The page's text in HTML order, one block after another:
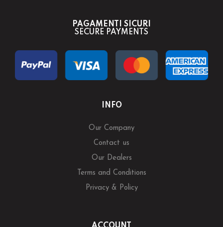
PAGAMENTI SICURI
SECURE PAYMENTS
INFO
Our Company
Contact us
Our Dealers
Terms and Conditions
Privacy & Policy